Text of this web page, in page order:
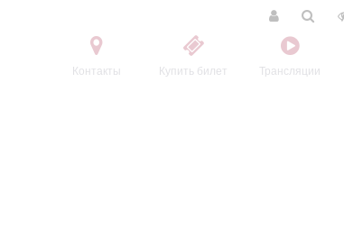
Контакты Купить билет Трансляции